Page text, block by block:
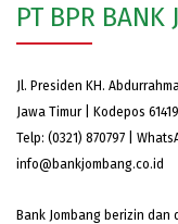
PT BPR BANK
Jl. Presiden KH.
Jawa Timur | Kodepos 61419
Telp: (0321) 870797 |
info@bankjombang.co.id
Bank Jombang berizin dan